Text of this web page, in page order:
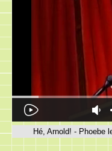
Hé, Arnold! - Phoebe